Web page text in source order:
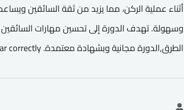
أثناء عملية الركن، مما يزيد من ثقة السائقين
وسهولة. تهدف الدورة إلى تحسين مهارات
الطرق,الدورة مجانية وبشهادة معتمدة. How to park the car correctly